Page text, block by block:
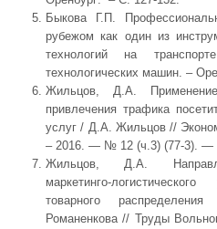
Быкова Г.П.
рубежом как один из
технологий на
технологических машин. –
Жильцов, Д.А. Применение
привлечения трафика
услуг / Д.А. Жильцов //
– 2016. — № 12 (ч.3) (77-3). —
Жильцов, Д.А.
маркетинго-
товарного
Романенкова // Труды